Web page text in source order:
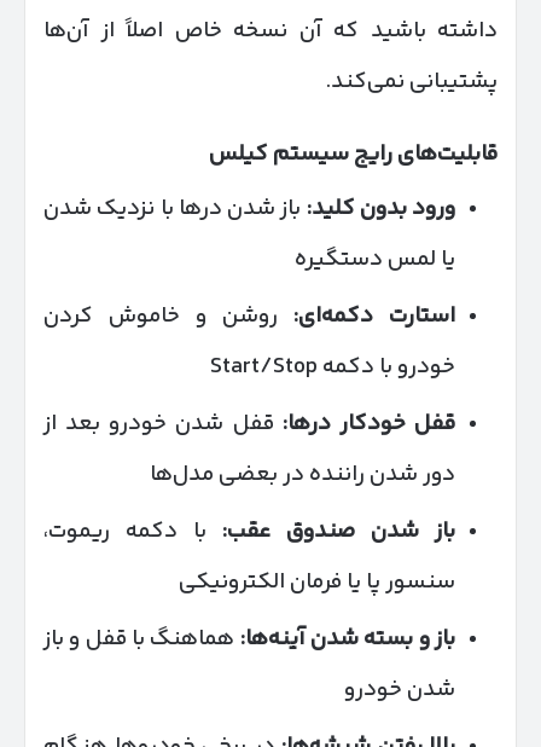
داشته باشید که آن نسخه خاص اصلاً از آن‌ها
پشتیبانی نمی‌کند.
قابلیت‌های رایج سیستم کیلس
ورود بدون کلید: باز شدن درها با نزدیک شدن
یا لمس دستگیره
استارت دکمه‌ای: روشن و خاموش کردن
خودرو با دکمه Start/Stop
قفل خودکار درها: قفل شدن خودرو بعد از
دور شدن راننده در بعضی مدل‌ها
باز شدن صندوق عقب: با دکمه ریموت،
سنسور پا یا فرمان الکترونیکی
باز و بسته شدن آینه‌ها: هماهنگ با قفل و باز
شدن خودرو